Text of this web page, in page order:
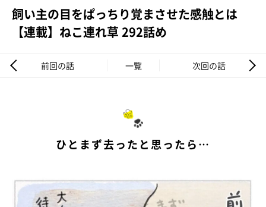
飼い主の目をぱっちり覚まさせた感触とは
【連載】ねこ連れ草 292話め
前回の話 一覧 次回の話
ひとまず去ったと思ったら…